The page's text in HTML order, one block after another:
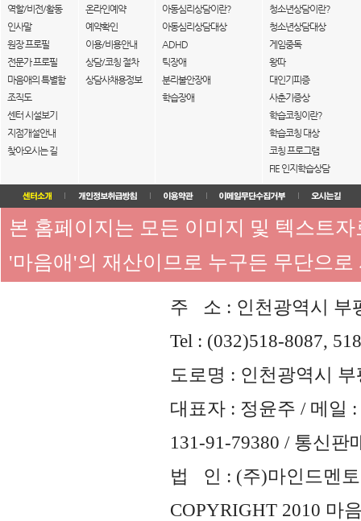
역할/비전/활동
인사말
원장 프로필
전문가 프로필
마음애의 특별함
조직도
센터 시설보기
지점개설안내
찾아오시는 길
온라인예약
예약확인
이용/비용안내
상담/코칭 절차
상담사채용정보
아동심리상담이란?
아동심리상담대상
ADHD
틱장애
분리불안장애
학습장애
청소년상담이란?
청소년상담대상
게임중독
왕따
대인기피증
사춘기증상
학습코칭이란?
학습코칭 대상
코칭 프로그램
FIE 인지학습상담
본 홈페이지는 모든 이미지 및 텍스트
'마음애'의 재산이므로 누구든 무단으
주 소 : 인천광역시 부
Tel : (032)518-8087,
도로명 : 인천광역시
대표자 : 정윤주 / 메일 :
131-91-79380 / 통신판
법 인 : (주)마인드멘토
COPYRIGHT 2010 마